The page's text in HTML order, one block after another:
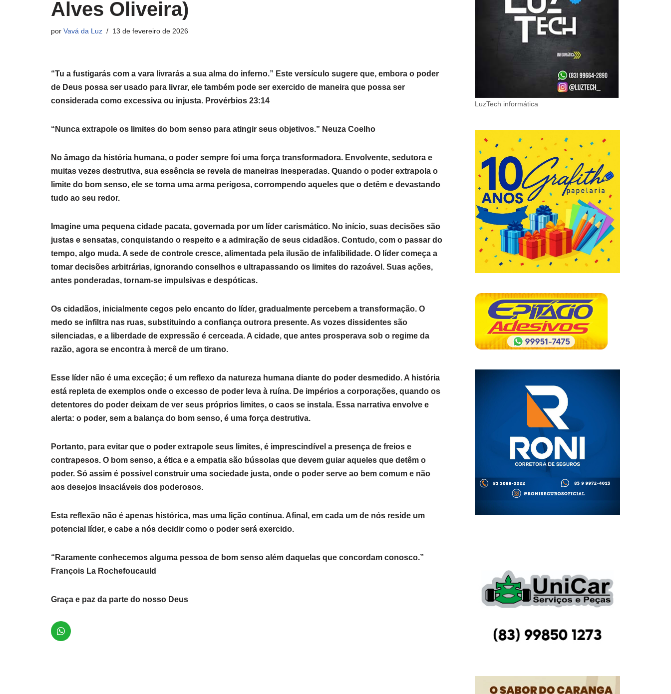
Alves Oliveira)
por Vavá da Luz 13 de fevereiro de 2026
“Tu a fustigarás com a vara livrarás a sua alma do inferno.” Este versículo sugere que, embora o poder
de Deus possa ser usado para livrar, ele também pode ser exercido de maneira que possa ser
considerada como excessiva ou injusta. Provérbios 23:14
“Nunca extrapole os limites do bom senso para atingir seus objetivos.” Neuza Coelho
No âmago da história humana, o poder sempre foi uma força transformadora. Envolvente, sedutora e
muitas vezes destrutiva, sua essência se revela de maneiras inesperadas. Quando o poder extrapola o
limite do bom senso, ele se torna uma arma perigosa, corrompendo aqueles que o detêm e devastando
tudo ao seu redor.
Imagine uma pequena cidade pacata, governada por um líder carismático. No início, suas decisões são
justas e sensatas, conquistando o respeito e a admiração de seus cidadãos. Contudo, com o passar do
tempo, algo muda. A sede de controle cresce, alimentada pela ilusão de infalibilidade. O líder começa a
tomar decisões arbitrárias, ignorando conselhos e ultrapassando os limites do razoável. Suas ações,
antes ponderadas, tornam-se impulsivas e despóticas.
Os cidadãos, inicialmente cegos pelo encanto do líder, gradualmente percebem a transformação. O
medo se infiltra nas ruas, substituindo a confiança outrora presente. As vozes dissidentes são
silenciadas, e a liberdade de expressão é cerceada. A cidade, que antes prosperava sob o regime da
razão, agora se encontra à mercê de um tirano.
Esse líder não é uma exceção; é um reflexo da natureza humana diante do poder desmedido. A história
está repleta de exemplos onde o excesso de poder leva à ruína. De impérios a corporações, quando os
detentores do poder deixam de ver seus próprios limites, o caos se instala. Essa narrativa envolve e
alerta: o poder, sem a balança do bom senso, é uma força destrutiva.
Portanto, para evitar que o poder extrapole seus limites, é imprescindível a presença de freios e
contrapesos. O bom senso, a ética e a empatia são bússolas que devem guiar aqueles que detêm o
poder. Só assim é possível construir uma sociedade justa, onde o poder serve ao bem comum e não
aos desejos insaciáveis dos poderosos.
Esta reflexão não é apenas histórica, mas uma lição contínua. Afinal, em cada um de nós reside um
potencial líder, e cabe a nós decidir como o poder será exercido.
“Raramente conhecemos alguma pessoa de bom senso além daquelas que concordam conosco.”
François La Rochefoucauld
Graça e paz da parte do nosso Deus
LuzTech informática